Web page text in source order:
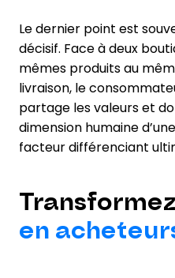
Le dernier point est
décisif. Face à deux
mêmes produits au
livraison, le
partage les valeurs et
dimension humaine
facteur différenciant
en